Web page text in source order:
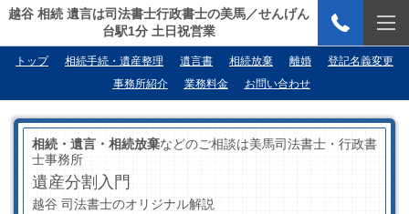
越谷 相続 遺言は司法書士行政書士の美馬／せんげん
台駅1分 土日祝営業
トップ 相続手続・遺産整理 遺言書 相続放棄 離婚
登記名義変更
事務所紹介
業務料金 お問い合わせ
相続・遺言・相続放棄などのご相談は美馬司法書士・行政書
士事務所
遺産分割入門
越谷 司法書士のオリジナル解説